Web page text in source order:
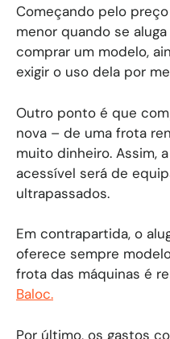
Começando pelo
menor quando se
comprar um modelo,
exigir o uso dela por
Outro ponto é que
nova – de uma frota
muito dinheiro. Assim,
acessível será de
ultrapassados.
Em contrapartida, o
oferece sempre
frota das máquinas é
Baloc.
Por último, os gastos